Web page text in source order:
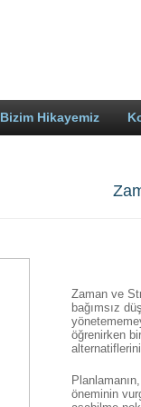
Bizim Hikayemiz
Zaman ve
bağımsız
öğrenirken
öneminin